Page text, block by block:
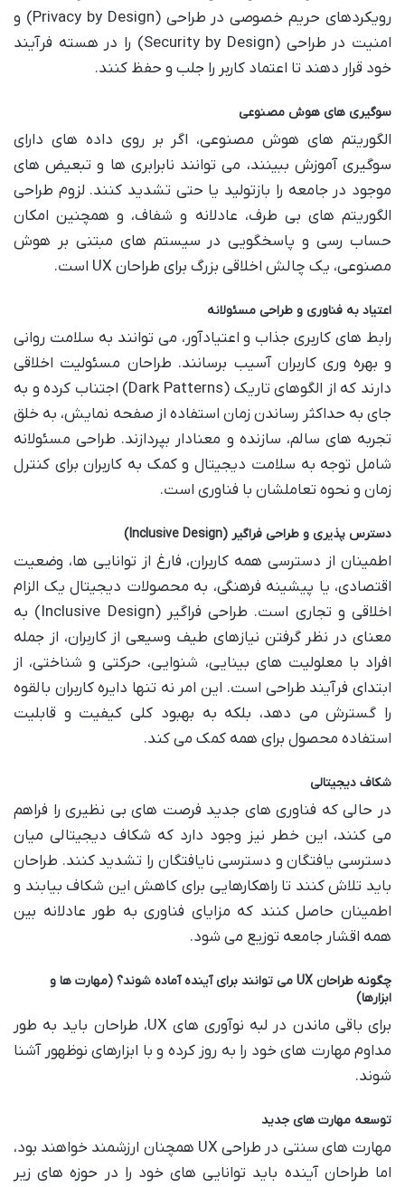
رویکردهای حریم خصوصی در طراحی (Privacy by Design) و
امنیت در طراحی (Security by Design) را در هسته فرآیند
خود قرار دهند تا اعتماد کاربر را جلب و حفظ کنند.
سوگیری های هوش مصنوعی
الگوریتم های هوش مصنوعی، اگر بر روی داده های دارای
سوگیری آموزش ببینند، می توانند نابرابری ها و تبعیض های
موجود در جامعه را بازتولید یا حتی تشدید کنند. لزوم طراحی
الگوریتم های بی طرف، عادلانه و شفاف، و همچنین امکان
حساب رسی و پاسخگویی در سیستم های مبتنی بر هوش
مصنوعی، یک چالش اخلاقی بزرگ برای طراحان UX است.
اعتیاد به فناوری و طراحی مسئولانه
رابط های کاربری جذاب و اعتیادآور، می توانند به سلامت روانی
و بهره وری کاربران آسیب برسانند. طراحان مسئولیت اخلاقی
دارند که از الگوهای تاریک (Dark Patterns) اجتناب کرده و به
جای به حداکثر رساندن زمان استفاده از صفحه نمایش، به خلق
تجربه های سالم، سازنده و معنادار بپردازند. طراحی مسئولانه
شامل توجه به سلامت دیجیتال و کمک به کاربران برای کنترل
زمان و نحوه تعاملشان با فناوری است.
دسترس پذیری و طراحی فراگیر (Inclusive Design)
اطمینان از دسترسی همه کاربران، فارغ از توانایی ها، وضعیت
اقتصادی، یا پیشینه فرهنگی، به محصولات دیجیتال یک الزام
اخلاقی و تجاری است. طراحی فراگیر (Inclusive Design) به
معنای در نظر گرفتن نیازهای طیف وسیعی از کاربران، از جمله
افراد با معلولیت های بینایی، شنوایی، حرکتی و شناختی، از
ابتدای فرآیند طراحی است. این امر نه تنها دایره کاربران بالقوه
را گسترش می دهد، بلکه به بهبود کلی کیفیت و قابلیت
استفاده محصول برای همه کمک می کند.
شکاف دیجیتالی
در حالی که فناوری های جدید فرصت های بی نظیری را فراهم
می کنند، این خطر نیز وجود دارد که شکاف دیجیتالی میان
دسترسی یافتگان و دسترسی نایافتگان را تشدید کنند. طراحان
باید تلاش کنند تا راهکارهایی برای کاهش این شکاف بیابند و
اطمینان حاصل کنند که مزایای فناوری به طور عادلانه بین
همه اقشار جامعه توزیع می شود.
چگونه طراحان UX می توانند برای آینده آماده شوند؟ (مهارت ها و
ابزارها)
برای باقی ماندن در لبه نوآوری های UX، طراحان باید به طور
مداوم مهارت های خود را به روز کرده و با ابزارهای نوظهور آشنا
شوند.
توسعه مهارت های جدید
مهارت های سنتی در طراحی UX همچنان ارزشمند خواهند بود،
اما طراحان آینده باید توانایی های خود را در حوزه های زیر